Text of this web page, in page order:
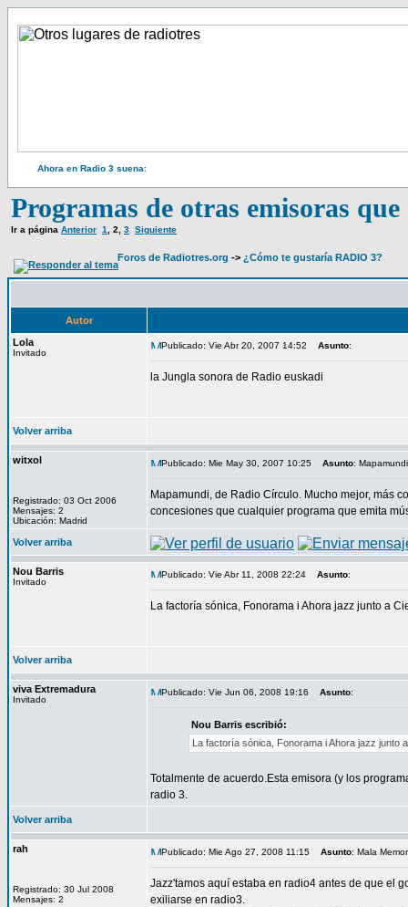
Ahora en Radio 3 suena:
Programas de otras emisoras
Ir a página Anterior 1 2 3 Siguiente
Foros de Radiotres.org -> ¿Cómo te gustaría RADIO 3?
Autor
Lola
Invitado
Publicado: Vie Abr 20, 2007 14:52 Asunto:
la Jungla sonora de Radio euskadi
Volver arriba
witxol
Registrado: 03 Oct 2006
Mensajes: 2
Ubicación: Madrid
Publicado: Mie May 30, 2007 10:25 Asunto:
Mapamundi, de Radio Círculo. Mucho mejor, más
concesiones que cualquier programa que emita
Volver arriba
Nou Barris
Invitado
Publicado: Vie Abr 11, 2008 22:24 Asunto:
La factoría sónica, Fonorama i Ahora jazz junto a
Volver arriba
viva Extremadura
Invitado
Publicado: Vie Jun 06, 2008 19:16 Asunto:
Nou Barris escribió:
La factoría sónica, Fonorama i Ahora jazz junto
Totalmente de acuerdo.Esta emisora (y los
radio 3.
Volver arriba
rah
Registrado: 30 Jul 2008
Mensajes: 2
Publicado: Mie Ago 27, 2008 11:15 Asunto: Mala
Jazz'tamos aquí estaba en radio4 antes de que el
exiliarse en radio3.